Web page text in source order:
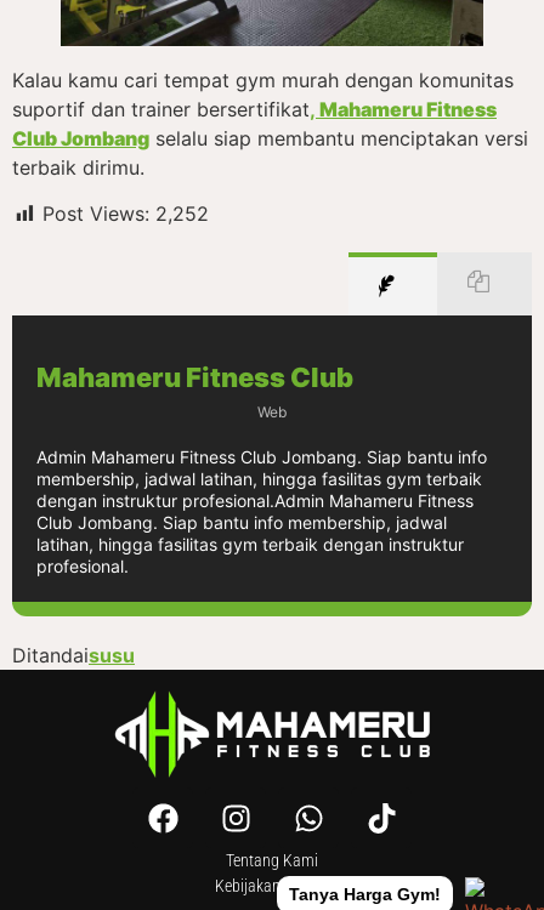
Tanya Harga Gym!
Kalau kamu cari tempat gym murah dengan komunitas
suportif dan trainer bersertifikat, Mahameru Fitness
Club Jombang selalu siap membantu menciptakan versi
terbaik dirimu.
Post Views: 2,252
Mahameru Fitness Club
Web
Admin Mahameru Fitness Club Jombang. Siap bantu info
membership, jadwal latihan, hingga fasilitas gym terbaik
dengan instruktur profesional.Admin Mahameru Fitness
Club Jombang. Siap bantu info membership, jadwal
latihan, hingga fasilitas gym terbaik dengan instruktur
profesional.
Ditandaisusu
Tentang Kami
Kebijakan Privasi